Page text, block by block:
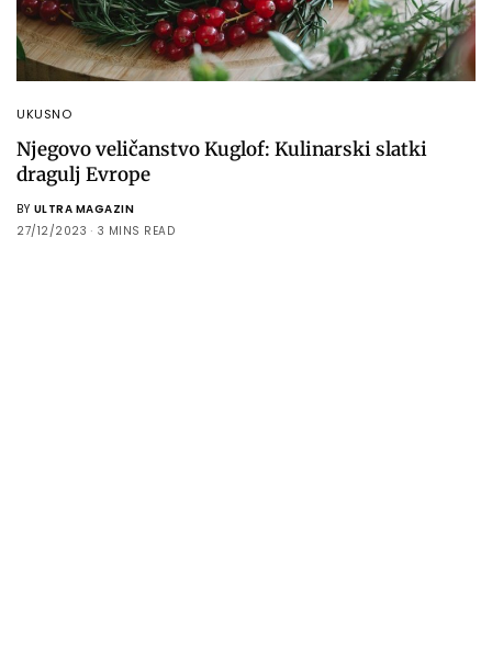
UKUSNO
Njegovo veličanstvo Kuglof: Kulinarski slatki
dragulj Evrope
BY ULTRA MAGAZIN
27/12/2023
3 MINS READ